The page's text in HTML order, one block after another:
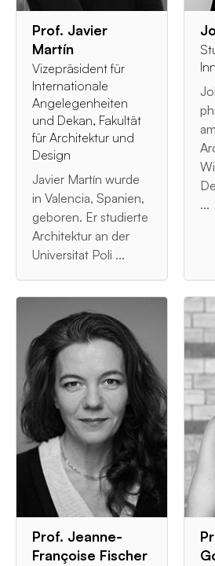
Prof. Javier
Martín
Vizepräsident für
Internationale
Angelegenheiten
und Dekan, Fakultät
für Architektur und
Design
Javier Martín wurde
in Valencia, Spanien,
geboren. Er studierte
Architektur an der
Universitat Poli ...
...
Prof. Jeanne-
Françoise Fischer